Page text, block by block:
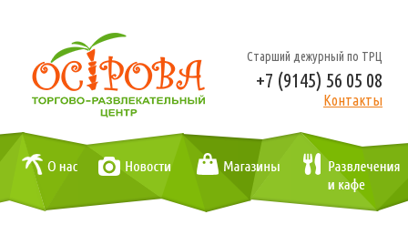
Старший дежурный по ТРЦ
+7 (9145) 56 05 08
Контакты